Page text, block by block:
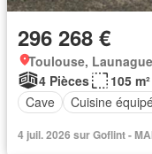
296 268 €
Toulouse,
4 Pièces
105 m²
Cave
Cuisine
4 juil. 2026 sur Goflint -